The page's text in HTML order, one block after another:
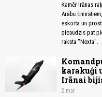
Kamēr Irānas
Arābu
eskorta un
pieaudzis pat
raksta "Nexta".
karakuģi
Irānai
2.mar